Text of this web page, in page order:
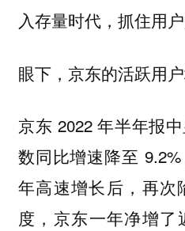
入存量时代，抓住用
眼下，京东的活跃用
京东 2022 年半年报
数同比增速降至
年高速增长后，再次
度，京东一年净增了